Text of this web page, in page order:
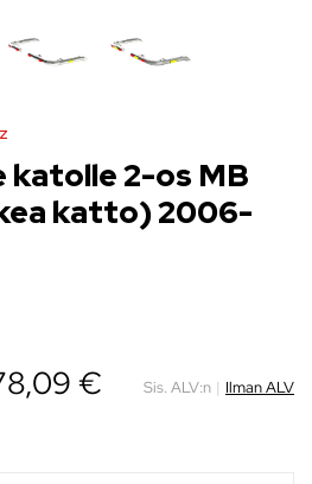
2-os MB
katto) 2006-
€ Sis. ALV:n | Ilman ALV